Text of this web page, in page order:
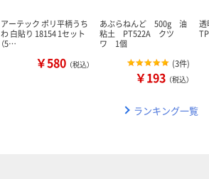
アーテック ポリ平柄うち
わ 白貼り 18154 1セット
（5…
￥580 （税込）
あぶらねんど 500g 油
粘土 PT522A クツ
ワ 1個
(3件)
￥193 （税込）
透
ランキング一覧